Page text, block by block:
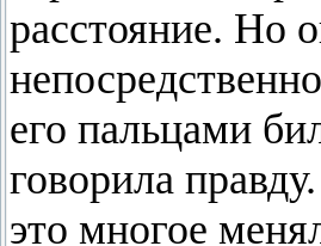
расстояние. Но
его пальцами
говорила
это многое